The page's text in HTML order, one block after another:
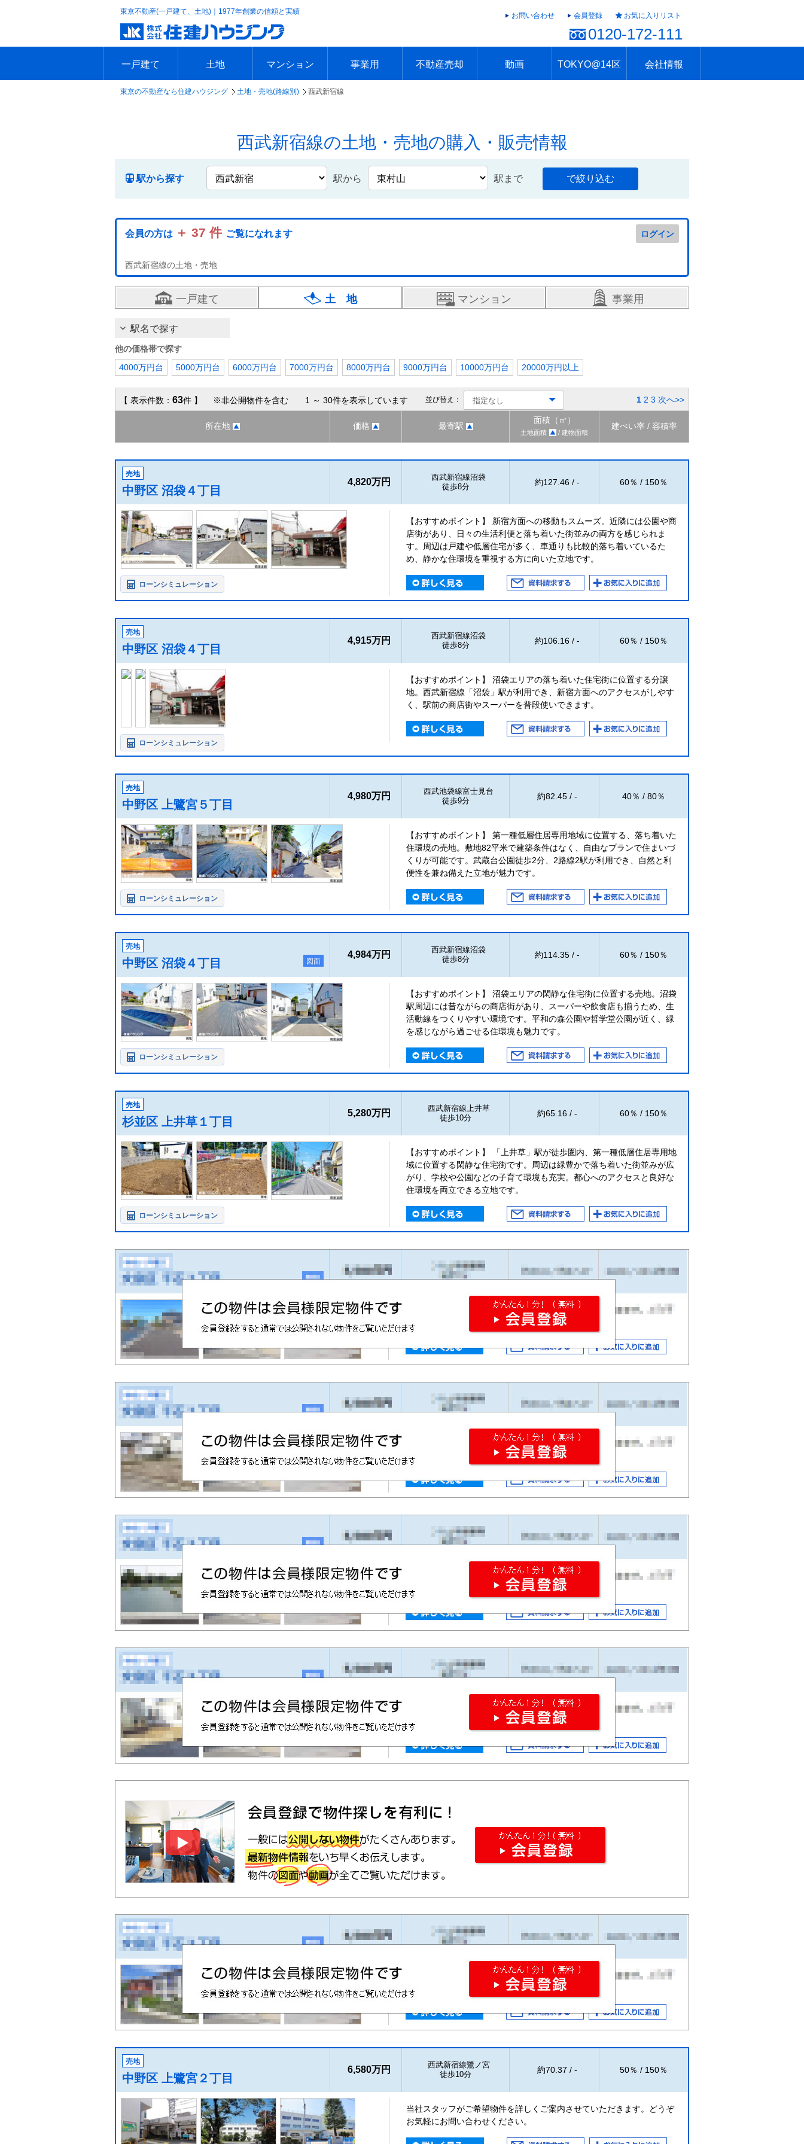
東京不動産(一戸建て、土地)｜1977年創業の信頼と実績
お問い合わせ 会員登録 お気に入りリスト
0120-172-111
一戸建て
エリアで探す
沿線で探す
新築一戸建て
中古一戸建て
本日の新着物件
今週の新着物件
土地
エリアで探す
沿線で探す
本日の新着物件
今週の新着物件
マンション
エリアで探す
沿線で探す
本日の新着物件
今週の新着物件
事業用
エリアで探す
沿線で探す
本日の新着物件
今週の新着物件
不動産売却 動画 TOKYO@14区 会社情報
東京の不動産なら住建ハウジング 土地・売地(路線別) 西武新宿線
西武新宿線の土地・売地の購入・販売情報
駅から探す 駅から 駅まで で絞り込む
会員の方は ＋ 37 件 ご覧になれます ログイン
西武新宿線の土地・売地
一戸建て 土 地 マンション 事業用
駅名で探す
他の価格帯で探す
4000万円台
5000万円台 6000万円台 7000万円台 8000万円台 9000万円台 10000万円台 20000万円以上
【 表示件数： 63件 】 ※非公開物件を含む 1 ～ 30件を表示しています 並び替え： 1 2 3 次へ>>
所在地 価格 最寄駅
面積（㎡）
土地面積 / 建物面積
建ぺい率 / 容積率
売地
中野区 沼袋４丁目
4,820万円
西武新宿線沼袋
徒歩8分
約127.46 / - 60％ / 150％
【おすすめポイント】 新宿方面への移動もスムーズ。近隣には公園や商
店街があり、日々の生活利便と落ち着いた街並みの両方を感じられま
す。周辺は戸建や低層住宅が多く、車通りも比較的落ち着いているた
め、静かな住環境を重視する方に向いた立地です。
ローンシミュレーション
売地
中野区 沼袋４丁目
4,915万円
西武新宿線沼袋
徒歩8分
約106.16 / - 60％ / 150％
【おすすめポイント】 沼袋エリアの落ち着いた住宅街に位置する分譲
地。西武新宿線「沼袋」駅が利用でき、新宿方面へのアクセスがしやす
く、駅前の商店街やスーパーを普段使いできます。
ローンシミュレーション
売地
中野区 上鷺宮５丁目
4,980万円
西武池袋線富士見台
徒歩9分
約82.45 / - 40％ / 80％
【おすすめポイント】 第一種低層住居専用地域に位置する、落ち着いた
住環境の売地。敷地82平米で建築条件はなく、自由なプランで住まいづ
くりが可能です。武蔵台公園徒歩2分、2路線2駅が利用でき、自然と利
便性を兼ね備えた立地が魅力です。
ローンシミュレーション
売地
中野区 沼袋４丁目 図面
4,984万円
西武新宿線沼袋
徒歩8分
約114.35 / - 60％ / 150％
【おすすめポイント】 沼袋エリアの閑静な住宅街に位置する売地。沼袋
駅周辺には昔ながらの商店街があり、スーパーや飲食店も揃うため、生
活動線をつくりやすい環境です。平和の森公園や哲学堂公園が近く、緑
を感じながら過ごせる住環境も魅力です。
ローンシミュレーション
売地
杉並区 上井草１丁目
5,280万円
西武新宿線上井草
徒歩10分
約65.16 / - 60％ / 150％
【おすすめポイント】 「上井草」駅が徒歩圏内、第一種低層住居専用地
域に位置する閑静な住宅街です。周辺は緑豊かで落ち着いた街並みが広
がり、学校や公園などの子育て環境も充実。都心へのアクセスと良好な
住環境を両立できる立地です。
ローンシミュレーション
売地
中野区 上鷺宮２丁目
6,580万円
西武新宿線鷺ノ宮
徒歩10分
約70.37 / - 50％ / 150％
当社スタッフがご希望物件を詳しくご案内させていただきます。どうぞ
お気軽にお問い合わせください。